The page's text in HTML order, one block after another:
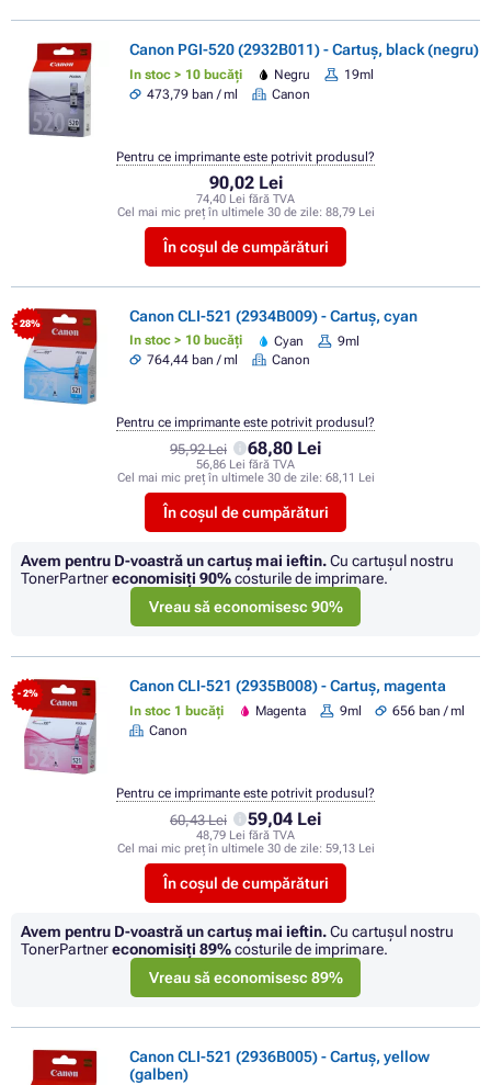
Canon PGI-520 (2932B011) - Cartuș, black (negru)
In stoc > 10 bucăți Negru
19ml
473,79 ban / ml
Canon
90,02 Lei
74,40 Lei fără TVA
Cel mai mic preț în ultimele 30 de zile: 88,79 Lei
În coșul de cumpărături
Pentru ce imprimante este potrivit produsul?
- 28% Canon CLI-521 (2934B009) - Cartuș, cyan
In stoc > 10 bucăți Cyan
9ml
764,44 ban / ml
Canon
95,92 Lei 68,80 Lei
56,86 Lei fără TVA
Cel mai mic preț în ultimele 30 de zile: 68,11 Lei
În coșul de cumpărături
Pentru ce imprimante este potrivit produsul?
Avem pentru D-voastră un cartuș mai ieftin.Cu cartuşul nostru
TonerPartnereconomisiţi 90%costurile de imprimare.
Vreau să economisesc 90%
- 2% Canon CLI-521 (2935B008) - Cartuș, magenta
In stoc 1 bucăți Magenta 9ml
656 ban / ml
Canon
60,43 Lei 59,04 Lei
48,79 Lei fără TVA
Cel mai mic preț în ultimele 30 de zile: 59,13 Lei
În coșul de cumpărături
Pentru ce imprimante este potrivit produsul?
Avem pentru D-voastră un cartuș mai ieftin.Cu cartuşul nostru
TonerPartnereconomisiţi 89%costurile de imprimare.
Vreau să economisesc 89%
Canon CLI-521 (2936B005) - Cartuș, yellow
(galben)